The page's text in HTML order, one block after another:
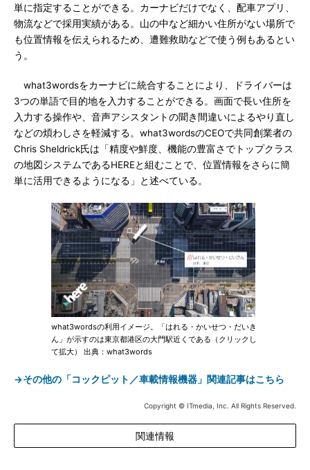
単に指定することができる。カーナビだけでなく、配車アプリ、
物流などで採用実績がある。山の中など細かい住所がない場所で
も位置情報を伝えられるため、遭難救助などで使う例もあるとい
う。
what3wordsをカーナビに統合することにより、ドライバーは
3つの単語で目的地を入力することができる。画面で長い住所を
入力する操作や、音声アシスタントの聞き間違いによるやり直し
などの煩わしさを軽減する。what3wordsのCEOで共同創業者の
Chris Sheldrick氏は「精度や鮮度、機能の豊富さでトップクラス
の地図システムであるHEREと組むことで、位置情報をさらに簡
単に活用できるようになる」と述べている。
what3wordsの利用イメージ。「はれる・かいせつ・だいき
ん」が示すのは東京都港区の大門駅近くである（クリックし
て拡大） 出典：what3words
→その他の「コックピット／車載情報機器」関連記事はこちら
Copyright © ITmedia, Inc. All Rights Reserved.
関連情報